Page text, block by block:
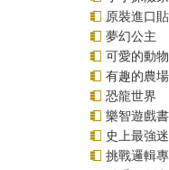
原裝進口
夢幻公主
可愛的動物
有趣的農場
恐龍世界
樂智遊戲
史上最強
挑戰邏輯